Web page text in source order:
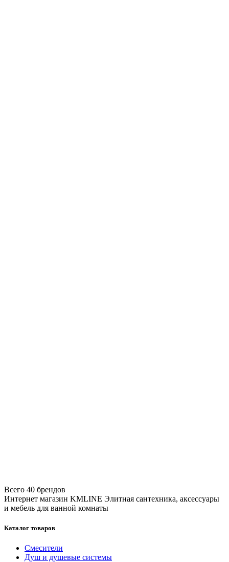
Всего 40 брендов
Интернет магазин KMLINE Элитная сантехника, аксессуары
и мебель для ванной комнаты
Каталог товаров
Смесители
Душ и душевые системы